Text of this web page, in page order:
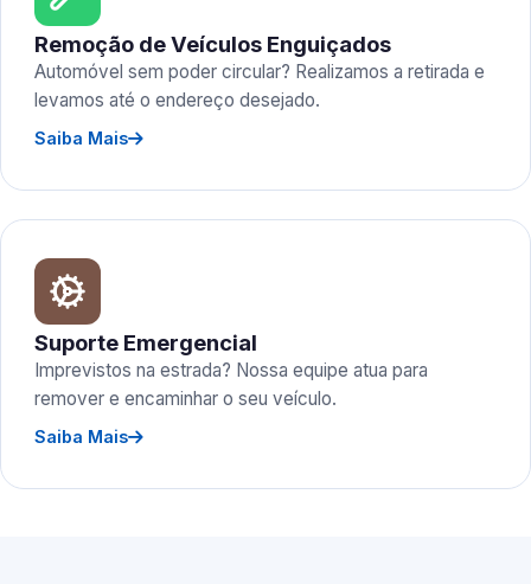
Remoção de Veículos Enguiçados
Automóvel sem poder circular? Realizamos a retirada e
levamos até o endereço desejado.
Saiba Mais
Suporte Emergencial
Imprevistos na estrada? Nossa equipe atua para
remover e encaminhar o seu veículo.
Saiba Mais